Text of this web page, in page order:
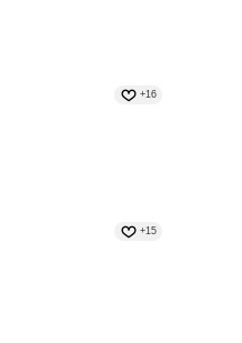
+16
+15